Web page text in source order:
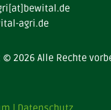
agri.de
© 2026 Alle Rechte